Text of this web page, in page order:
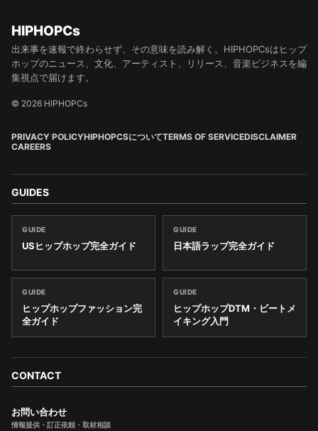
HIPHOPCs
出来事を速報で終わらせず、その意味を読み解く。HIPHOPCsはヒップ
ホップのニュース、文化、アーティスト、リリース、音楽ビジネスを編
集視点で届けます。
© 2026 HIPHOPCs
PRIVACY POLICYHIPHOPCSについてTERMS OF SERVICEDISCLAIMER
CAREERS
GUIDES
GUIDE
USヒップホップ完全ガイド
GUIDE
日本語ラップ完全ガイド
GUIDE
ヒップホップファッション完
全ガイド
GUIDE
ヒップホップDTM・ビートメ
イキング入門
CONTACT
お問い合わせ
情報提供・訂正依頼・取材相談